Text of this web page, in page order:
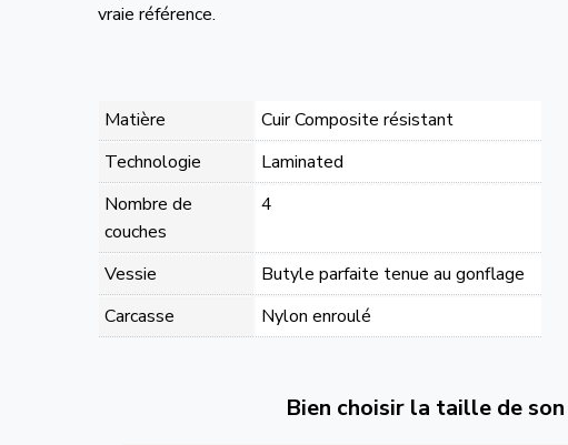
vraie référence.
Matière
Cuir Composite résistant
Technologie
Laminated
Nombre de
couches
4
Vessie
Butyle parfaite tenue au gonflage
Carcasse
Nylon enroulé
Bien choisir la taille de